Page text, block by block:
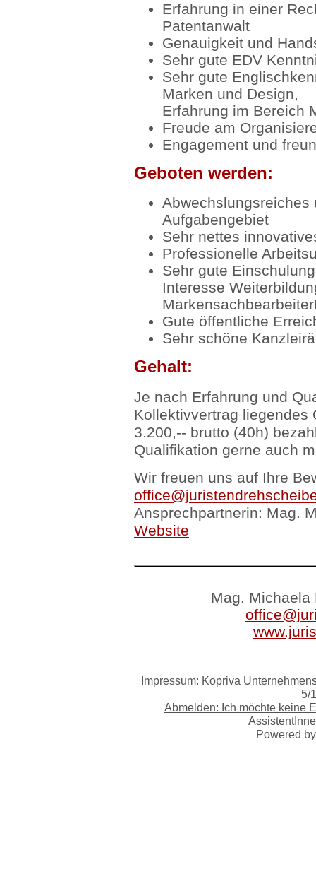
Erfahrung in einer
Patentanwalt
Genauigkeit und
Sehr gute EDV
Sehr gute
Marken und Design,
Erfahrung im Bereich
Freude am
Engagement und
Geboten werden:
Abwechslungsreiches
Aufgabengebiet
Sehr nettes
Professionelle
Sehr gute
Interesse
Gute öffentliche
Sehr schöne
Gehalt:
Je nach Erfahrung und
Kollektivvertrag liegendes
3.200,-- brutto (40h)
Qualifikation gerne auch
Wir freuen uns auf Ihre
Ansprechpartnerin: Mag.
Website
Mag. Michaela
Impressum: Kopriva
5/
Abmelden: Ich möchte keine
Powered